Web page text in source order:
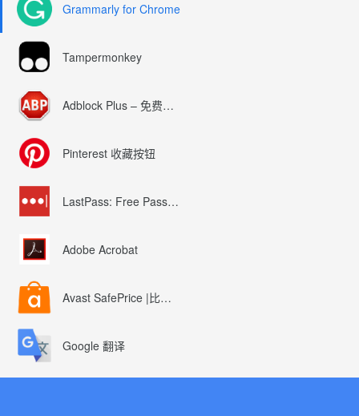
Grammarly for Chrome
Tampermonkey
Adblock Plus – 免费的广告拦截器
Pinterest 收藏按钮
LastPass: Free Password Manager
Adobe Acrobat
Avast SafePrice |比较、交易、优惠券
Google 翻译